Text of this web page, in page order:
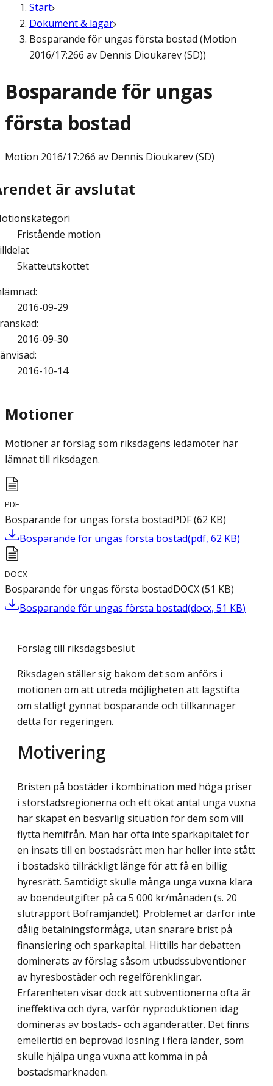
Start
Dokument & lagar
Bosparande för ungas första bostad (Motion
2016/17:266 av Dennis Dioukarev (SD))
Bosparande för ungas
första bostad
Motion 2016/17:266 av Dennis Dioukarev (SD)
är avslutat
Fristående motion
Skatteutskottet
:
2016-09-29
:
2016-09-30
:
2016-10-14
Motioner
Motioner är förslag som riksdagens ledamöter har
lämnat till riksdagen.
PDF
Bosparande för ungas första bostadPDF(62 KB)
Bosparande för ungas första bostad(pdf, 62 KB)
DOCX
Bosparande för ungas första bostadDOCX(51 KB)
Bosparande för ungas första bostad(docx, 51 KB)
Förslag till riksdagsbeslut
Riksdagen ställer sig bakom det som anförs i
motionen om att utreda möjligheten att lagstifta
om statligt gynnat bosparande och tillkännager
detta för regeringen.
Motivering
Bristen på bostäder i kombination med höga priser
i storstadsregionerna och ett ökat antal unga vuxna
har skapat en besvärlig situation för dem som vill
flytta hemifrån. Man har ofta inte sparkapitalet för
en insats till en bostadsrätt men har heller inte stått
i bostadskö tillräckligt länge för att få en billig
hyresrätt. Samtidigt skulle många unga vuxna klara
av boendeutgifter på ca 5 000 kr/månaden (s. 20
slutrapport Bofrämjandet). Problemet är därför inte
dålig betalningsförmåga, utan snarare brist på
finansiering och sparkapital. Hittills har debatten
dominerats av förslag såsom utbudssubventioner
av hyresbostäder och regelförenklingar.
Erfarenheten visar dock att subventionerna ofta är
ineffektiva och dyra, varför nyproduktionen idag
domineras av bostads- och äganderätter. Det finns
emellertid en beprövad lösning i flera länder, som
skulle hjälpa unga vuxna att komma in på
bostadsmarknaden.